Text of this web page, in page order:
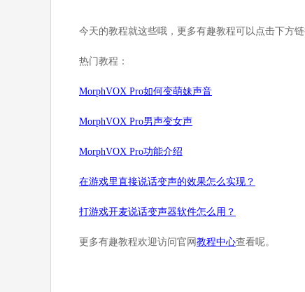
今天的教程就这些哦，更多有趣教程可以点击下方
热门教程：
MorphVOX Pro如何变萌妹声音
MorphVOX Pro男声变女声
MorphVOX Pro功能介绍
在游戏里直接说话变声的效果怎么实现？
打游戏开麦说话变声器软件怎么用？
更多有趣教程欢迎访问官网 教程中心查看呢。